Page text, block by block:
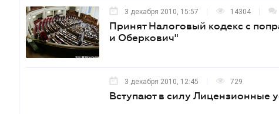
3 декабря 2010, 15:57 14304
Принят Налоговый кодекс с
и Оберкович"
3 декабря 2010, 12:45 729
Вступают в силу Лицензионные